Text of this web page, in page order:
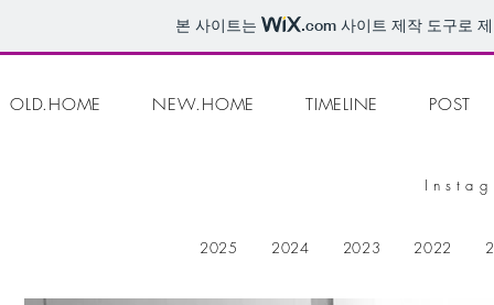
본 사이트는 .com사이트 제작 도구로
OLD.HOME NEW.HOME TIMELINE POST
2025 2024 2023 2022